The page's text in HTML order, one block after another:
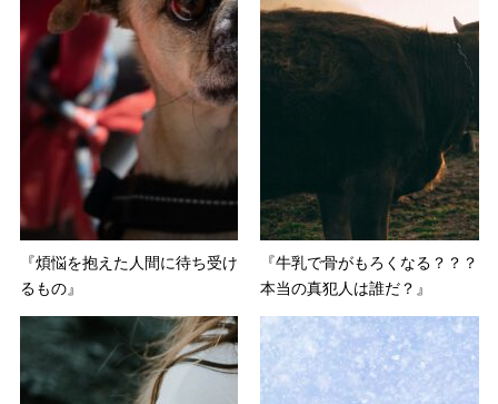
『煩悩を抱えた人間に待ち受け
るもの』
『牛乳で骨がもろくなる？？？
本当の真犯人は誰だ？』